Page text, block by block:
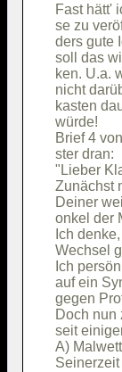
Fast hätt'
se zu
ders gute
soll das
ken. U.a.
nicht
kasten
Brief 4
ster
"Lieber
Zunächst
Deiner
onkel
Ich
Ich
auf ein
gegen
Doch nun
seit
A)